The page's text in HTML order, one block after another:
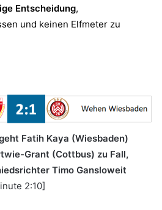
Entscheidung,
und keinen Elfmeter zu
Fatih Kaya (Wiesbaden)
Grant (Cottbus) zu Fall,
Timo Gansloweit
2:10]